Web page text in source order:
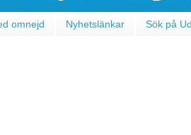
omnejd Nyhetslänkar Sök på